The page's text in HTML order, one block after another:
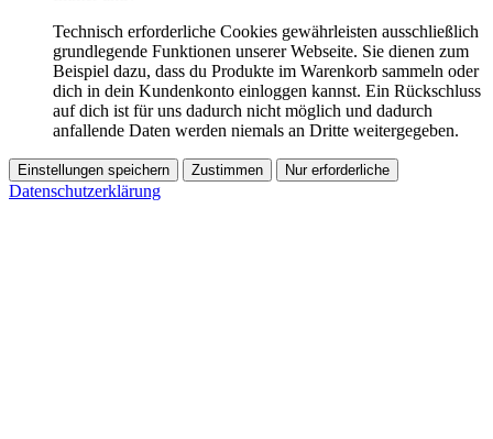
Technisch erforderliche Cookies gewährleisten ausschließlich
grundlegende Funktionen unserer Webseite. Sie dienen zum
Beispiel dazu, dass du Produkte im Warenkorb sammeln oder
dich in dein Kundenkonto einloggen kannst. Ein Rückschluss
auf dich ist für uns dadurch nicht möglich und dadurch
anfallende Daten werden niemals an Dritte weitergegeben.
Einstellungen speichern Zustimmen Nur erforderliche
Datenschutzerklärung